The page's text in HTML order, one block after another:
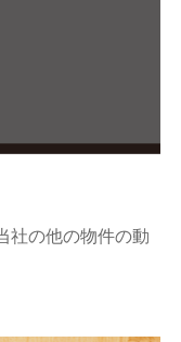
社の他の物件の動